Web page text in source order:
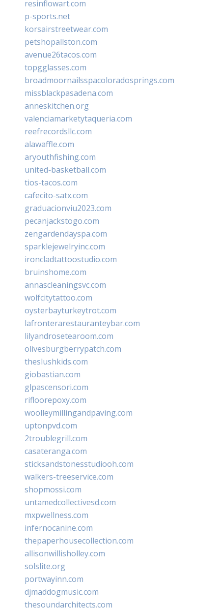
resinflowart.com
p-sports.net
korsairstreetwear.com
petshopallston.com
avenue26tacos.com
topgglasses.com
broadmoornailsspacoloradosprings.com
missblackpasadena.com
anneskitchen.org
valenciamarketytaqueria.com
reefrecordsllc.com
alawaffle.com
aryouthfishing.com
united-basketball.com
tios-tacos.com
cafecito-satx.com
graduacionviu2023.com
pecanjackstogo.com
zengardendayspa.com
sparklejewelryinc.com
ironcladtattoostudio.com
bruinshome.com
annascleaningsvc.com
wolfcitytattoo.com
oysterbayturkeytrot.com
lafronterarestauranteybar.com
lilyandrosetearoom.com
olivesburgberrypatch.com
theslushkids.com
giobastian.com
glpascensori.com
rifloorepoxy.com
woolleymillingandpaving.com
uptonpvd.com
2troublegrill.com
casateranga.com
sticksandstonesstudiooh.com
walkers-treeservice.com
shopmossi.com
untamedcollectivesd.com
mxpwellness.com
infernocanine.com
thepaperhousecollection.com
allisonwillisholley.com
solslite.org
portwayinn.com
djmaddogmusic.com
thesoundarchitects.com